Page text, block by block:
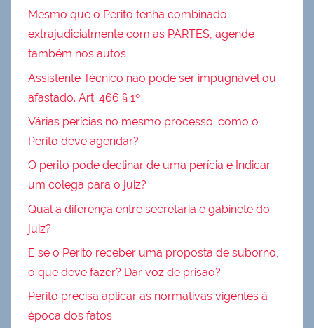
Mesmo que o Perito tenha combinado
extrajudicialmente com as PARTES, agende
também nos autos
Assistente Técnico não pode ser impugnável ou
afastado. Art. 466 § 1º
Várias perícias no mesmo processo: como o
Perito deve agendar?
O perito pode declinar de uma perícia e Indicar
um colega para o juiz?
Qual a diferença entre secretaria e gabinete do
juiz?
E se o Perito receber uma proposta de suborno,
o que deve fazer? Dar voz de prisão?
Perito precisa aplicar as normativas vigentes à
época dos fatos